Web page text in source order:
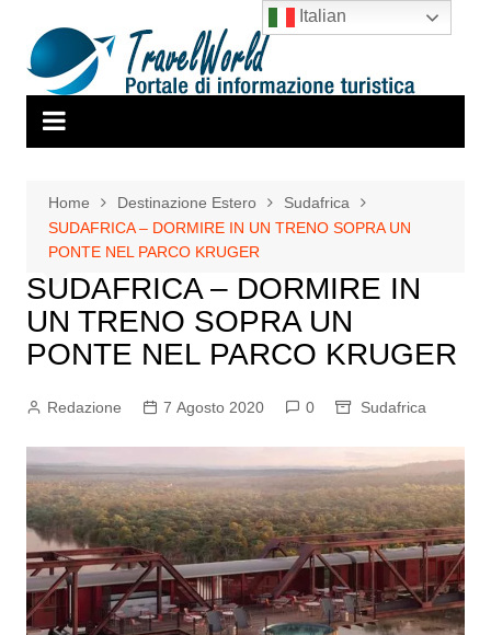
contenuto
Home Destinazione Estero
Sudafrica
SUDAFRICA – DORMIRE IN UN TRENO SOPRA UN
PONTE NEL PARCO KRUGER
SUDAFRICA – DORMIRE IN
UN TRENO SOPRA UN
PONTE NEL PARCO KRUGER
Redazione 7 Agosto 2020 0 Sudafrica
Italian